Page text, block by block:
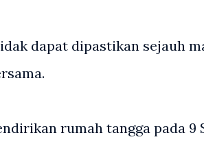
dapat dipastikan sejauh
rumah tangga pada 9